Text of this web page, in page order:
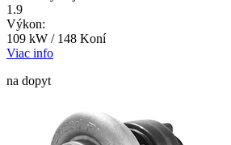
1.9
Výkon:
109 kW / 148 Koní
Viac info
na dopyt